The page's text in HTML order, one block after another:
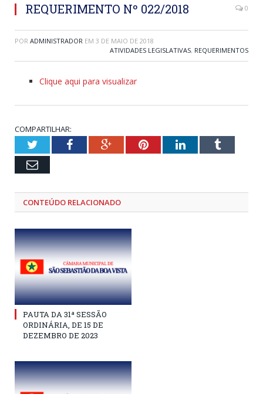
REQUERIMENTO Nº 022/2018 0
POR ADMINISTRADOR EM 3 DE MAIO DE 2018
ATIVIDADES LEGISLATIVAS, REQUERIMENTOS
Clique aqui para visualizar
COMPARTILHAR:
TwitterFacebookGoogle+PinterestLinkedInTumblr
Email
CONTEÚDO RELACIONADO
PAUTA DA 31ª SESSÃO
ORDINÁRIA, DE 15 DE
DEZEMBRO DE 2023